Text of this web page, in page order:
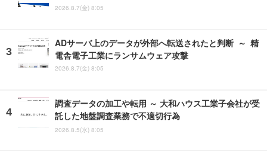
2026.8.7(金) 8:05
ADサーバ上のデータが外部へ転送されたと判断 ～ 精
電舎電子工業にランサムウェア攻撃
2026.8.7(金) 8:05
調査データの加工や転用 ～ 大和ハウス工業子会社が受
託した地盤調査業務で不適切行為
2026.8.5(水) 8:05